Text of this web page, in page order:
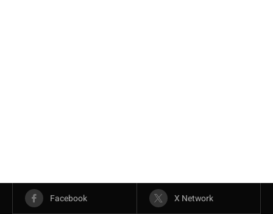
Facebook X Network